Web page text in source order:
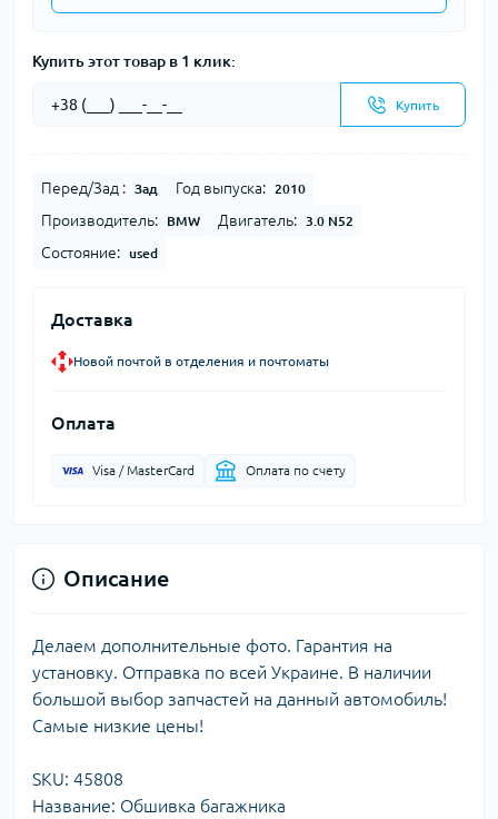
Купить этот товар в 1 клик:
Купить
Перед/Зад : Зад Год выпуска: 2010
Производитель: BMW Двигатель: 3.0 N52
Состояние: used
Доставка
Новой почтой в отделения и почтоматы
Оплата
Visa / MasterCard Оплата по счету
Описание
Делаем дополнительные фото. Гарантия на
установку. Отправка по всей Украине. В наличии
большой выбор запчастей на данный автомобиль!
Самые низкие цены!
SKU: 45808
Название: Обшивка багажника